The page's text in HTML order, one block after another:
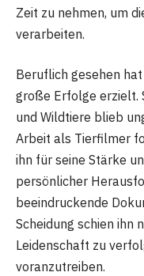
Zeit zu nehmen, um
verarbeiten.
Beruflich gesehen
große Erfolge erzielt.
und Wildtiere blieb
Arbeit als Tierfilmer
ihn für seine Stärke
persönlicher
beeindruckende
Scheidung schien ihn
Leidenschaft zu
voranzutreiben.